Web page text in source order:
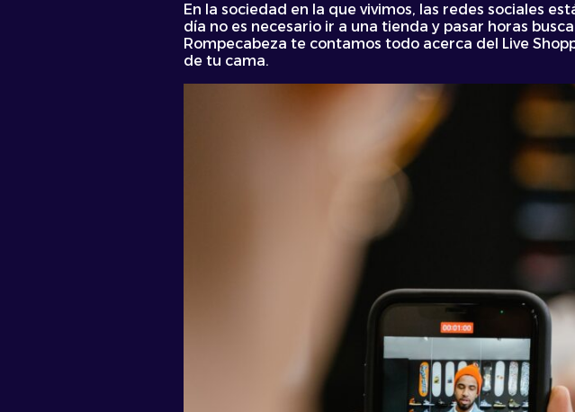
En la sociedad en la que vivimos, las redes sociales
día no es necesario ir a una tienda y pasar horas
Rompecabeza te contamos todo acerca del Live
de tu cama.